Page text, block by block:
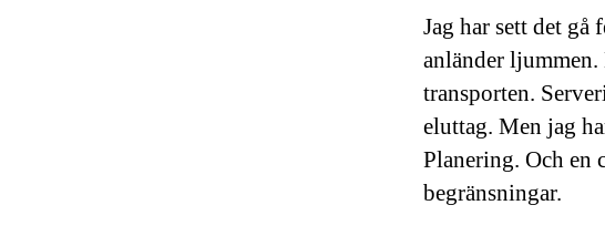
Jag har sett det
anländer
transporten.
eluttag. Men jag
Planering. Och en
begränsningar.